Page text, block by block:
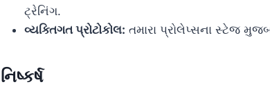
ટ્રેનિંગ.
વ્યક્તિગત પ્રોટોકોલ: તમારા પ્રોલેપ્સના સ્ટેજ
નિષ્કર્ષ